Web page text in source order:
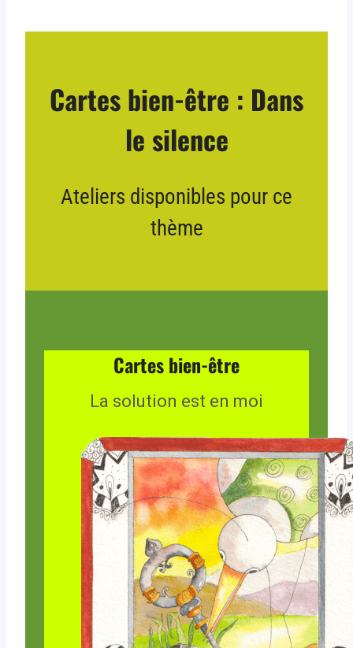
Cartes bien-être : Dans
le silence
Ateliers disponibles pour ce
thème
Cartes bien-être
La solution est en moi